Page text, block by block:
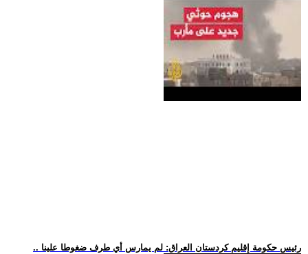
.. رئيس حكومة إقليم كردستان العراق: لم يمارس أي طرف ضغوطا علينا